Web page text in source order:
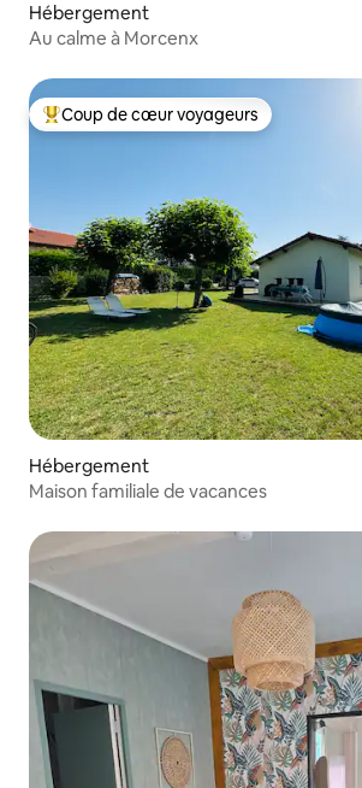
Hébergement
Au calme à Morcenx
Coups de cœur voyageurs les plus
Coup de cœur voyageurs
Hébergement
Maison familiale de vacances